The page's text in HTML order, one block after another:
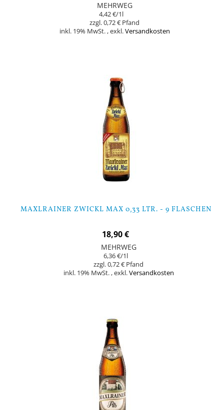
MEHRWEG
4,42 €/1l
0,72 €
inkl. 19% MwSt. ,exkl.Versandkosten
MAXLRAINER ZWICKL MAX 0,33 LTR. - 9 FLASCHEN
18,90 €
MEHRWEG
6,36 €/1l
0,72 €
inkl. 19% MwSt. ,exkl.Versandkosten